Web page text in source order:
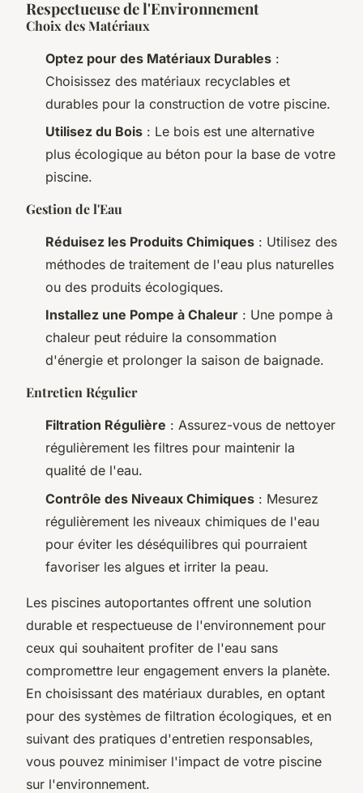
Respectueuse de l'Environnement
Choix des Matériaux
Optez pour des Matériaux Durables :
Choisissez des matériaux recyclables et
durables pour la construction de votre piscine.
Utilisez du Bois : Le bois est une alternative
plus écologique au béton pour la base de votre
piscine.
Gestion de l'Eau
Réduisez les Produits Chimiques : Utilisez des
méthodes de traitement de l'eau plus naturelles
ou des produits écologiques.
Installez une Pompe à Chaleur : Une pompe à
chaleur peut réduire la consommation
d'énergie et prolonger la saison de baignade.
Entretien Régulier
Filtration Régulière : Assurez-vous de nettoyer
régulièrement les filtres pour maintenir la
qualité de l'eau.
Contrôle des Niveaux Chimiques : Mesurez
régulièrement les niveaux chimiques de l'eau
pour éviter les déséquilibres qui pourraient
favoriser les algues et irriter la peau.
Les piscines autoportantes offrent une solution
durable et respectueuse de l'environnement pour
ceux qui souhaitent profiter de l'eau sans
compromettre leur engagement envers la planète.
En choisissant des matériaux durables, en optant
pour des systèmes de filtration écologiques, et en
suivant des pratiques d'entretien responsables,
vous pouvez minimiser l'impact de votre piscine
sur l'environnement.